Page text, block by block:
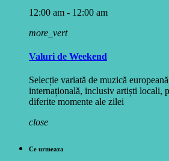
12:00 am - 12:00 am
more_vert
Valuri de Weekend
Selecție variată de muzică
internațională, inclusiv artiști locali,
diferite momente ale zilei
close
Ce urmeaza